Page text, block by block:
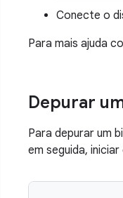
Conecte o
Para mais ajuda
Depurar
Para depurar um
em seguida,